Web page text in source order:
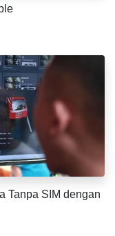
Tanpa SIM dengan